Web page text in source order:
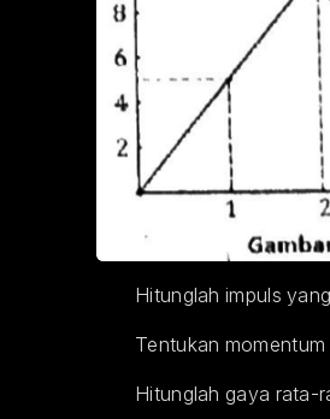
Hitunglah impuls
Tentukan
Hitunglah gaya rata-